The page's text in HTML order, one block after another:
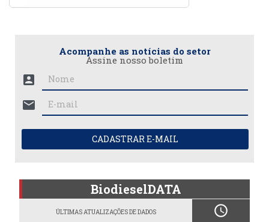
Acompanhe as notícias do setor
Assine nosso boletim
account_box
mail
CADASTRAR E-MAIL
BiodieselDATA
ÚLTIMAS ATUALIZAÇÕES DE DADOS schedule